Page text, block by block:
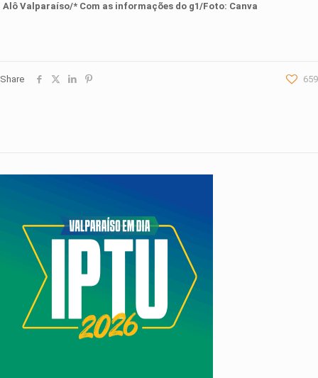
Alô Valparaíso/* Com as informações do g1/Foto: Canva
Share 659